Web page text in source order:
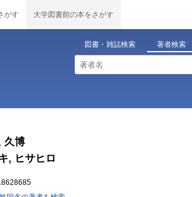
がす 大学図書館の本をさがす
図書・雑誌検索 著者検索
久博
, ヒサヒロ